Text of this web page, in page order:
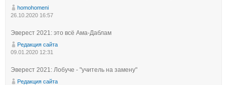
homohomeni
26.10.2020 16:57
Эверест 2021: это всё Ама-Даблам
Редакция сайта
09.01.2020 12:31
Эверест 2021: Лобуче - "учитель на замену"
Редакция сайта